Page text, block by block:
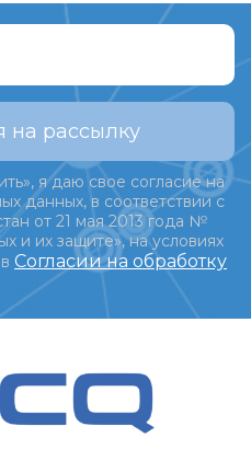
на рассылку
я даю свое согласие на
данных, в соответствии с
от 21 мая 2013 года №
и их защите», на условиях
Согласии на обработку